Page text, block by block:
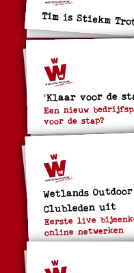
Tim is Stiekm
‘Klaar voor de
Een nieuw
voor de stap?
Wetlands
Clubleden uit
Eerste live
online netwerken